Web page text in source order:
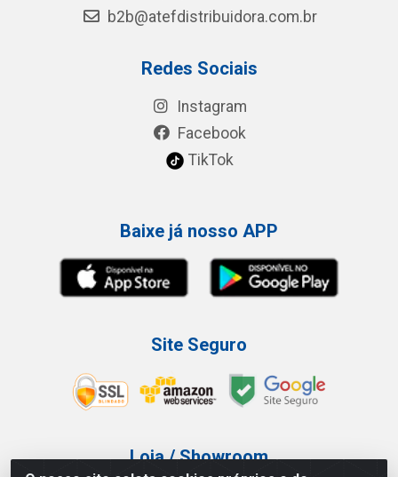
b2b@atefdistribuidora.com.br
Redes Sociais
Instagram
Facebook
TikTok
Baixe já nosso APP
Site Seguro
Loja / Showroom